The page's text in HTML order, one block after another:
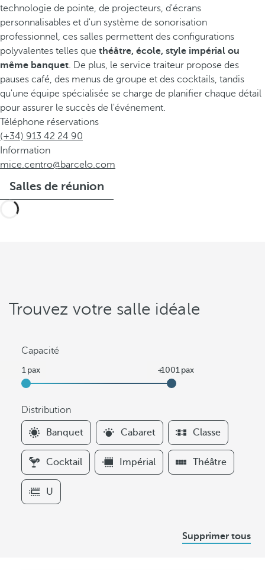
technologie de pointe, de projecteurs, d'écrans
personnalisables et d'un système de sonorisation
professionnel, ces salles permettent des configurations
polyvalentes telles que théâtre, école, style impérial ou
même banquet. De plus, le service traiteur propose des
pauses café, des menus de groupe et des cocktails, tandis
qu'une équipe spécialisée se charge de planifier chaque détail
pour assurer le succès de l'événement.
Téléphone réservations
(+34) 913 42 24 90
Information
mice.centro@barcelo.com
Salles de réunion
Trouvez votre salle idéale
Capacité
Distribution
F
i
l
t
e
r
Banquet Cabaret Classe
Cocktail Impérial Théâtre
U
Supprimer tous